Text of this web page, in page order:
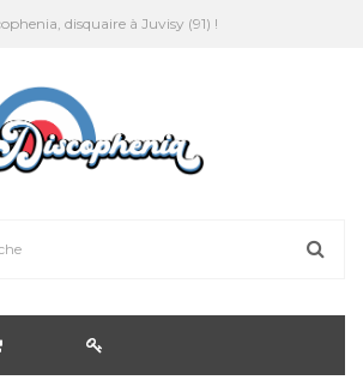
disquaire à Juvisy (91) !